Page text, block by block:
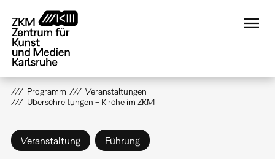
zum
Inhalt
Programm
Veranstaltungen
Überschreitungen – Kirche im ZKM
Veranstaltung Führung